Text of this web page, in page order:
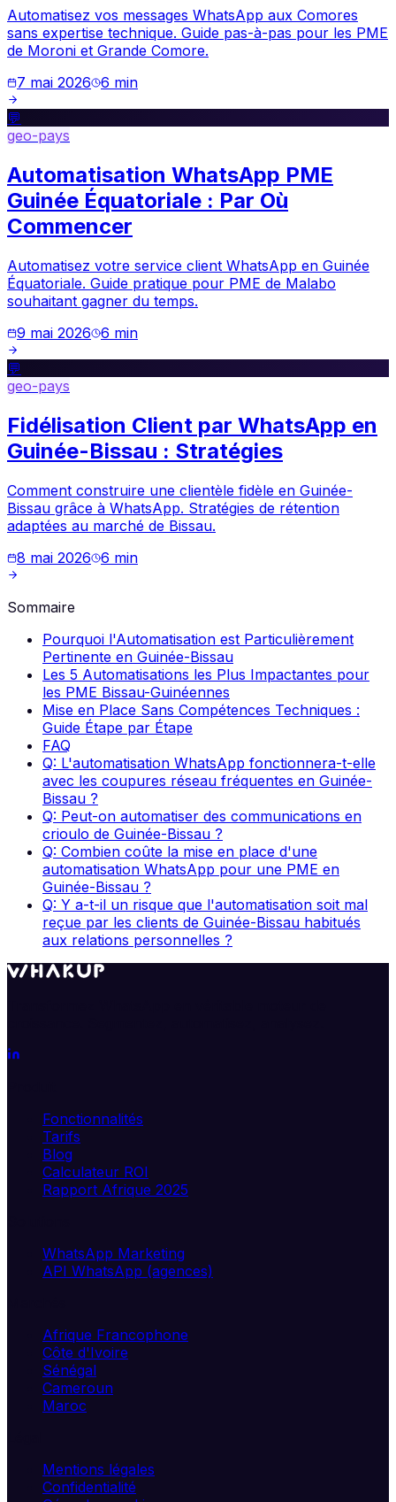
Automatisez vos messages WhatsApp aux Comores
sans expertise technique. Guide pas-à-pas pour les PME
de Moroni et Grande Comore.
7 mai 2026 6 min
💬
geo-pays
Automatisation WhatsApp PME
Guinée Équatoriale : Par Où
Commencer
Automatisez votre service client WhatsApp en Guinée
Équatoriale. Guide pratique pour PME de Malabo
souhaitant gagner du temps.
9 mai 2026 6 min
💬
geo-pays
Fidélisation Client par WhatsApp en
Guinée-Bissau : Stratégies
Comment construire une clientèle fidèle en Guinée-
Bissau grâce à WhatsApp. Stratégies de rétention
adaptées au marché de Bissau.
8 mai 2026 6 min
Sommaire
Pourquoi l'Automatisation est Particulièrement
Pertinente en Guinée-Bissau
Les 5 Automatisations les Plus Impactantes pour
les PME Bissau-Guinéennes
Mise en Place Sans Compétences Techniques :
Guide Étape par Étape
FAQ
Q: L'automatisation WhatsApp fonctionnera-t-elle
avec les coupures réseau fréquentes en Guinée-
Bissau ?
Q: Peut-on automatiser des communications en
crioulo de Guinée-Bissau ?
Q: Combien coûte la mise en place d'une
automatisation WhatsApp pour une PME en
Guinée-Bissau ?
Q: Y a-t-il un risque que l'automatisation soit mal
reçue par les clients de Guinée-Bissau habitués
aux relations personnelles ?
Fonctionnalités
Tarifs
Blog
Calculateur ROI
Rapport Afrique 2025
WhatsApp Marketing
API WhatsApp (agences)
Afrique Francophone
Côte d'Ivoire
Sénégal
Cameroun
Maroc
Mentions légales
Confidentialité